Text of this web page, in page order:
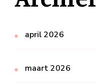
april 2026
maart 2026